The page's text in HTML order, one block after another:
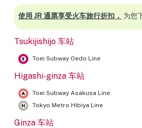
使用 JR 通票享受火车旅行折扣， 为您
Tsukijishijo 车站
Toei Subway Oedo Line
Higashi-ginza 车站
Toei Subway Asakusa Line
Tokyo Metro Hibiya Line
Ginza 车站